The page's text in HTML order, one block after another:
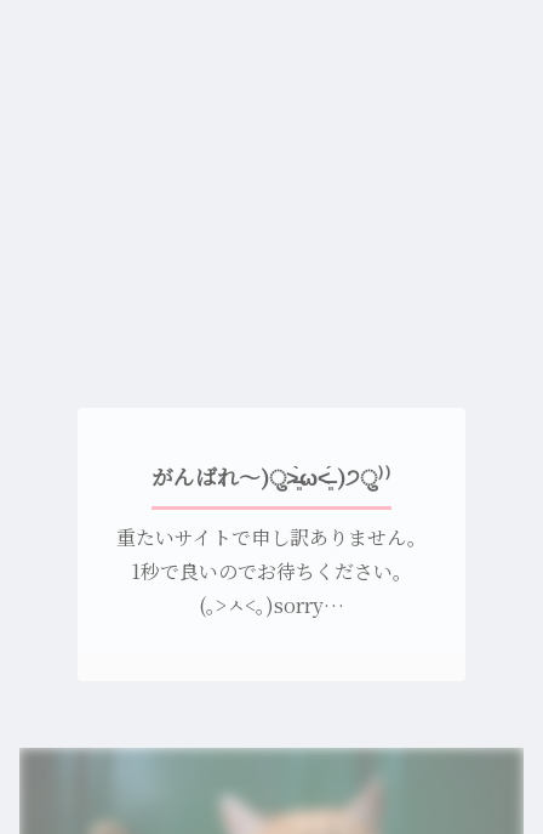
がんばれ〜)ु˃̶͈̀ω˂̶͈́ )੭ु⁾⁾
重たいサイトで申し訳ありません。
1秒で良いのでお待ちください。
(｡>ㅅ<｡)sorry…